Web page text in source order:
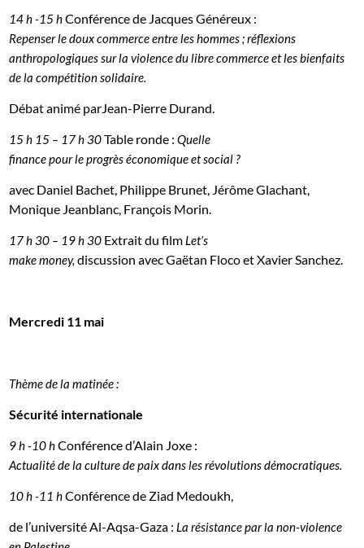
14 h -15 hConférence de Jacques Généreux :
Repenser le doux commerce entre les hommes ; réflexions
anthropologiques sur la violence du libre commerce et les bienfaits
de la compétition solidaire.
Débat animé parJean-Pierre Durand.
15 h 15 – 17 h 30Table ronde :Quelle
finance pour le progrès économique et social ?
avec Daniel Bachet, Philippe Brunet, Jérôme Glachant,
Monique Jeanblanc, François Morin.
17 h 30 – 19 h 30 Extrait du film Let’s
make money, discussion avec Gaëtan Floco et Xavier Sanchez.
Mercredi 11 mai
Thème de la matinée :
Sécurité internationale
9 h -10 hConférence d’Alain Joxe :
Actualité de la culture de paix dans les révolutions démocratiques.
10 h -11 hConférence de Ziad Medoukh,
de l’université Al-Aqsa-Gaza : La résistance par la non-violence